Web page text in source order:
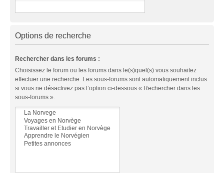
Options de recherche
Rechercher dans les forums :
Choisissez le forum ou les forums dans le(s)quel(s) vous souhaitez
effectuer une recherche. Les sous-forums sont automatiquement inclus
si vous ne désactivez pas l’option ci-dessous « Rechercher dans les
sous-forums ».